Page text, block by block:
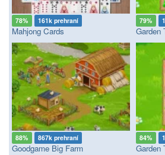
78% 161k prehraní
Mahjong Cards
79%
Garden
88% 867k prehraní
Goodgame Big Farm
84%
Garden